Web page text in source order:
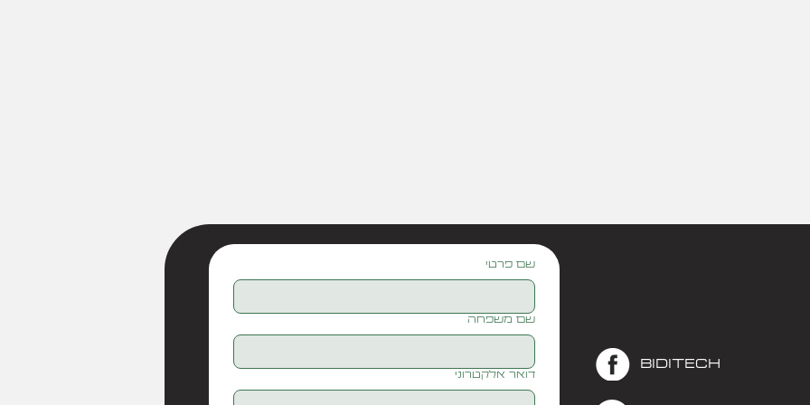
שם פרטי
שם משפחה
דואר אלקטרוני
biditech